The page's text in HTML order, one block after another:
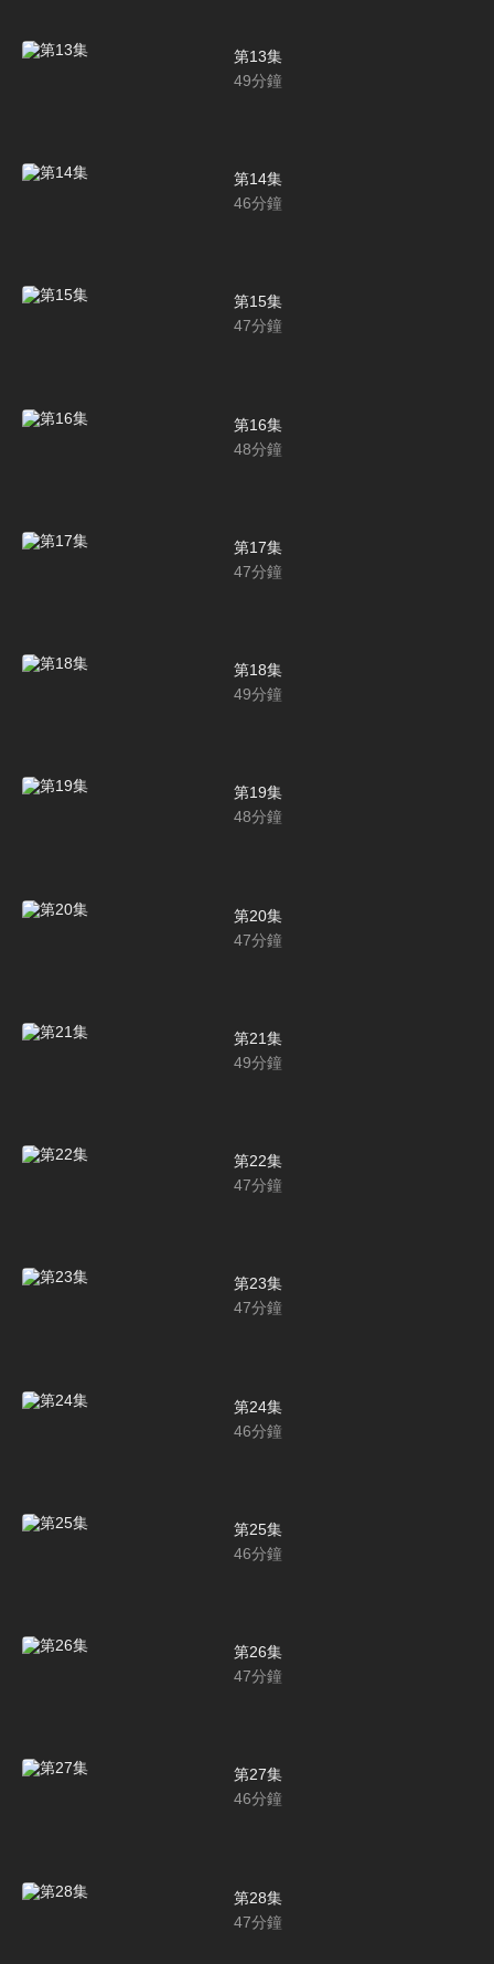
第13集
49分鐘
第14集
46分鐘
第15集
47分鐘
第16集
48分鐘
第17集
47分鐘
第18集
49分鐘
第19集
48分鐘
第20集
47分鐘
第21集
49分鐘
第22集
47分鐘
第23集
47分鐘
第24集
46分鐘
第25集
46分鐘
第26集
47分鐘
第27集
46分鐘
第28集
47分鐘